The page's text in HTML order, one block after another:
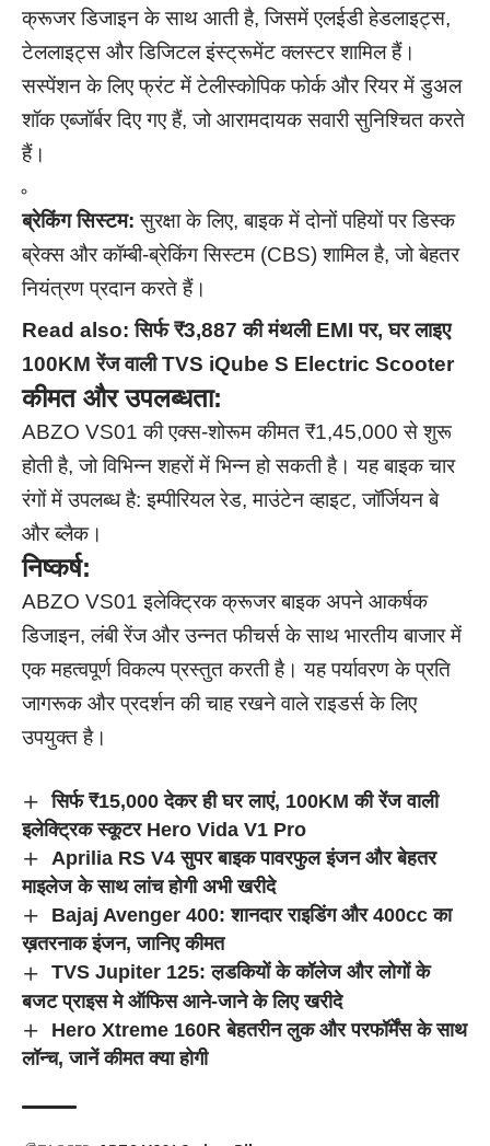
क्रूजर डिजाइन के साथ आती है, जिसमें एलईडी हेडलाइट्स,
टेललाइट्स और डिजिटल इंस्ट्रूमेंट क्लस्टर शामिल हैं।
सस्पेंशन के लिए फ्रंट में टेलीस्कोपिक फोर्क और रियर में डुअल
शॉक एब्जॉर्बर दिए गए हैं, जो आरामदायक सवारी सुनिश्चित करते
हैं।
ब्रेकिंग सिस्टम: सुरक्षा के लिए, बाइक में दोनों पहियों पर डिस्क
ब्रेक्स और कॉम्बी-ब्रेकिंग सिस्टम (CBS) शामिल है, जो बेहतर
नियंत्रण प्रदान करते हैं।
Read also:सिर्फ ₹3,887 की मंथली EMI पर, घर लाइए
100KM रेंज वाली TVS iQube S Electric Scooter
कीमत और उपलब्धता:
ABZO VS01 की एक्स-शोरूम कीमत ₹1,45,000 से शुरू
होती है, जो विभिन्न शहरों में भिन्न हो सकती है। यह बाइक चार
रंगों में उपलब्ध है: इम्पीरियल रेड, माउंटेन व्हाइट, जॉर्जियन बे
और ब्लैक।
निष्कर्ष:
ABZO VS01 इलेक्ट्रिक क्रूजर बाइक अपने आकर्षक
डिजाइन, लंबी रेंज और उन्नत फीचर्स के साथ भारतीय बाजार में
एक महत्वपूर्ण विकल्प प्रस्तुत करती है। यह पर्यावरण के प्रति
जागरूक और प्रदर्शन की चाह रखने वाले राइडर्स के लिए
उपयुक्त है।
सिर्फ ₹15,000 देकर ही घर लाएं, 100KM की रेंज वाली
इलेक्ट्रिक स्कूटर Hero Vida V1 Pro
Aprilia RS V4 सुपर बाइक पावरफुल इंजन और बेहतर
माइलेज के साथ लांच होगी अभी खरीदे
Bajaj Avenger 400: शानदार राइडिंग और 400cc का
ख़तरनाक इंजन, जानिए कीमत
TVS Jupiter 125: ल़डकियों के कॉलेज और लोगों के
बजट प्राइस मे ऑफिस आने-जाने के लिए खरीदे
Hero Xtreme 160R बेहतरीन लुक और परफॉर्मेंस के साथ
लॉन्च, जानें कीमत क्या होगी